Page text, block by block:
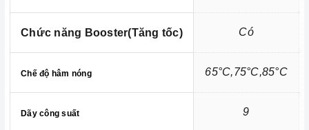
Chức năng Booster(Tăng tốc) Có
Chế độ hâm nóng 65°C,75°C,85°C
Dãy công suất 9